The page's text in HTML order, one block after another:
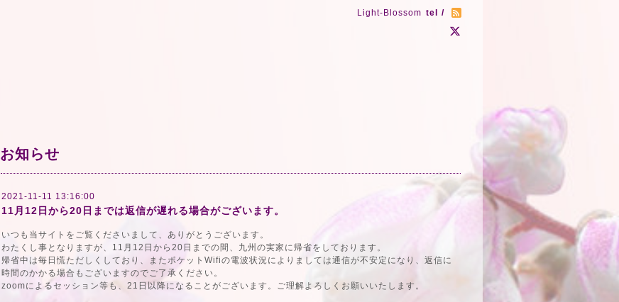
Light-Blossom tel /
お知らせ
2021-11-11 13:16:00
11月12日から20日までは返信が遅れる場合がございます。
いつも当サイトをご覧くださいまして、ありがとうございます。
わたくし事となりますが、11月12日から20日までの間、九州の実家に帰省をしております。
帰省中は毎日慌ただしくしており、またポケットWifiの電波状況によりましては通信が不安定になり、返信に
時間のかかる場合もございますのでご了承ください。
zoomによるセッション等も、21日以降になることがございます。ご理解よろしくお願いいたします。